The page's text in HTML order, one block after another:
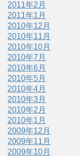
2011年2月
2011年1月
2010年12月
2010年11月
2010年10月
2010年7月
2010年6月
2010年5月
2010年4月
2010年3月
2010年2月
2010年1月
2009年12月
2009年11月
2009年10月